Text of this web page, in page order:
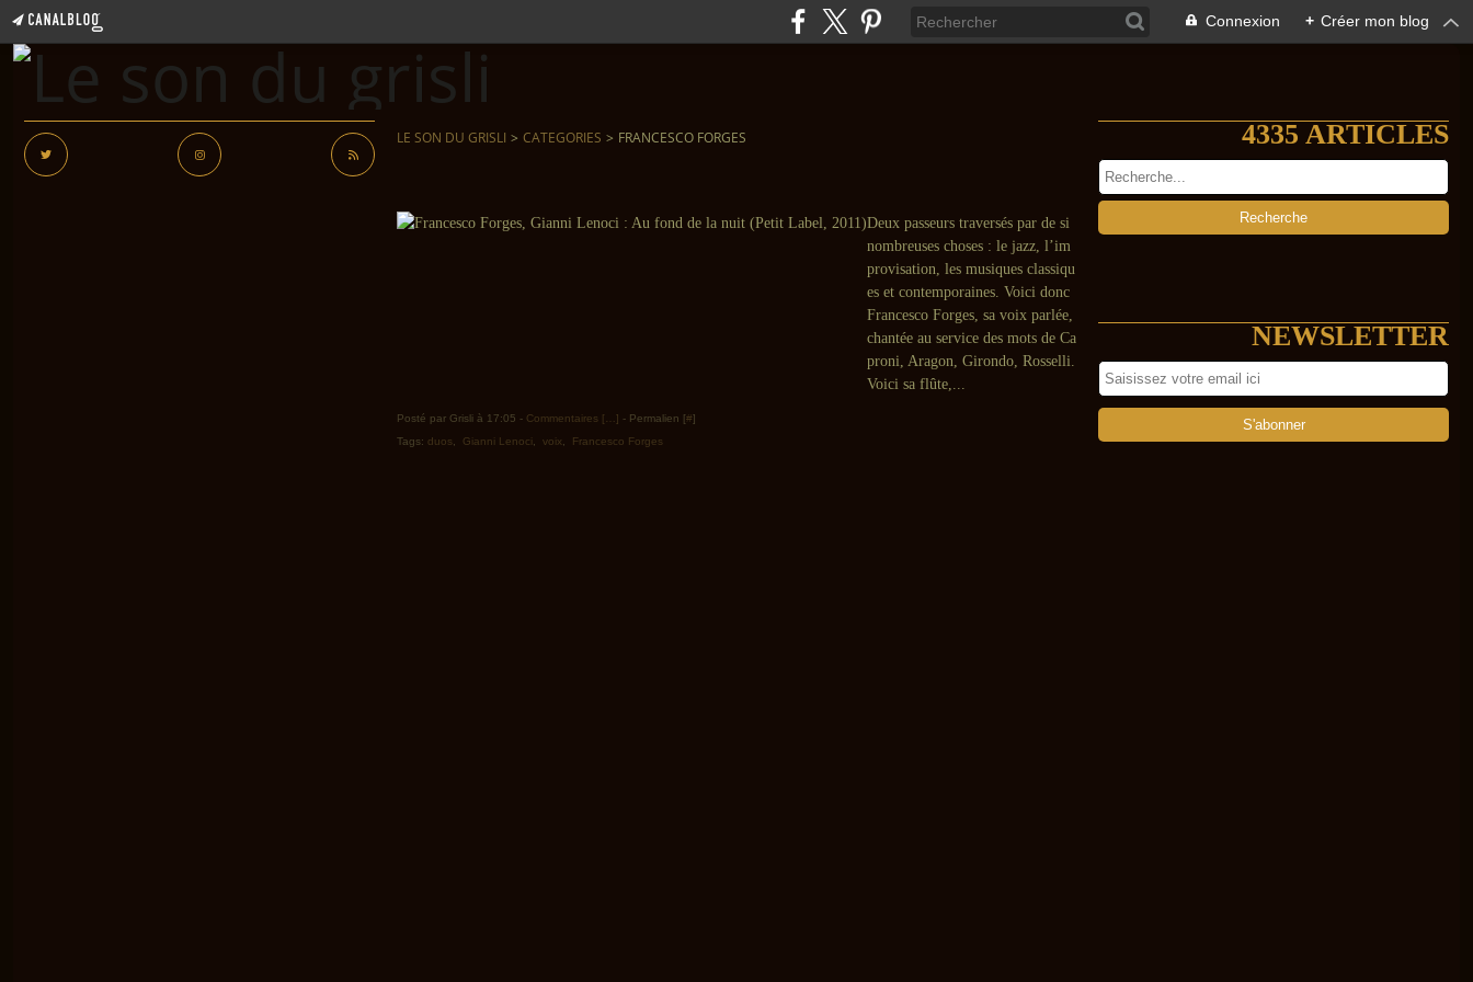
Connexion + Créer mon blog
LE SON DU GRISLI > CATEGORIES > FRANCESCO FORGES
Deux passeurs traversés par de si
nombreuses choses : le jazz, l’im
provisation, les musiques classiqu
es et contemporaines. Voici donc
Francesco Forges, sa voix parlée,
chantée au service des mots de Ca
proni, Aragon, Girondo, Rosselli.
Voici sa flûte,...
Posté par Grisli à 17:05 - Commentaires [ ] - Permalien [#]
Tags: duos Gianni Lenoci voix Francesco Forges
4335 ARTICLES
NEWSLETTER